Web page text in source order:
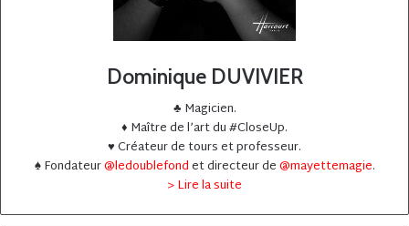
Dominique DUVIVIER
♣️ Magicien.
♦️ Maître de l’art du #CloseUp.
♥️ Créateur de tours et professeur.
♠️ Fondateur@ledoublefondet directeur de@mayettemagie.
> Lire la suite